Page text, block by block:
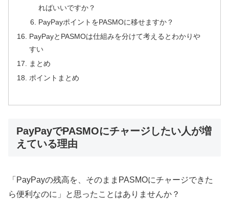
ればいいですか？
PayPayポイントをPASMOに移せますか？
PayPayとPASMOは仕組みを分けて考えるとわかりや
すい
まとめ
ポイントまとめ
PayPayでPASMOにチャージしたい人が増
えている理由
「PayPayの残高を、そのままPASMOにチャージできた
ら便利なのに」と思ったことはありませんか？